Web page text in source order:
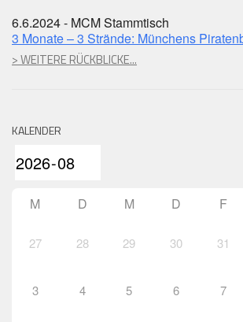
6.6.2024 - MCM Stammtisch
3 Monate – 3 Strände: Münchens
> WEITERE RÜCKBLICKE...
KALENDER
M D M D F
27 28 29 30 31
3 4 5 6 7